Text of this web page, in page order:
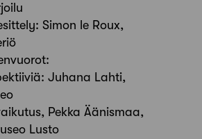
Simon le Roux,
Juhana Lahti,
Pekka Äänismaa,
Lusto